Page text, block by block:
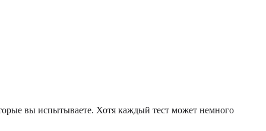
вы испытываете. Хотя каждый тест может немного